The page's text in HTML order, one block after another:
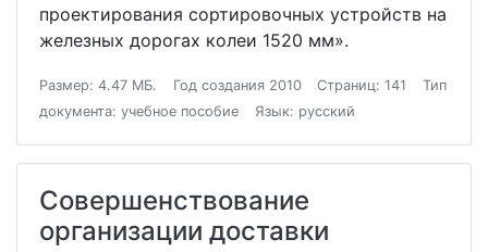
проектирования сортировочных устройств на
железных дорогах колеи 1520 мм».
Размер: 4.47 МБ. Год создания 2010 Страниц: 141
Тип
документа: учебное пособие
Язык: русский
Совершенствование
организации доставки